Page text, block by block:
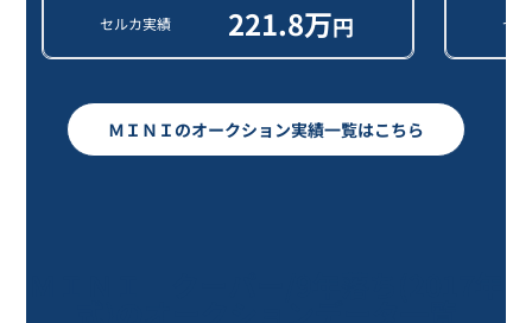
セルカ実績 221.8万円 セ
ＭＩＮＩのオークション実績一覧はこちら